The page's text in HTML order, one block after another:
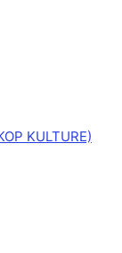
KULTURE)